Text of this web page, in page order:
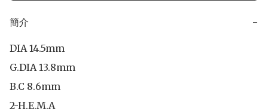
簡介 −
DIA 14.5mm
G.DIA 13.8mm
B.C 8.6mm
2-H.E.M.A